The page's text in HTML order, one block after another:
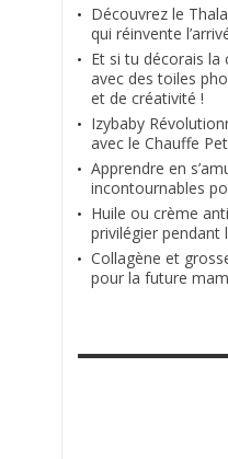
Découvrez le
qui réinvente
Et si tu décorais
avec des toiles
et de créativité !
Izybaby
avec le Chauffe
Apprendre en
incontournables
Huile ou crème
privilégier pendant
Collagène et
pour la future